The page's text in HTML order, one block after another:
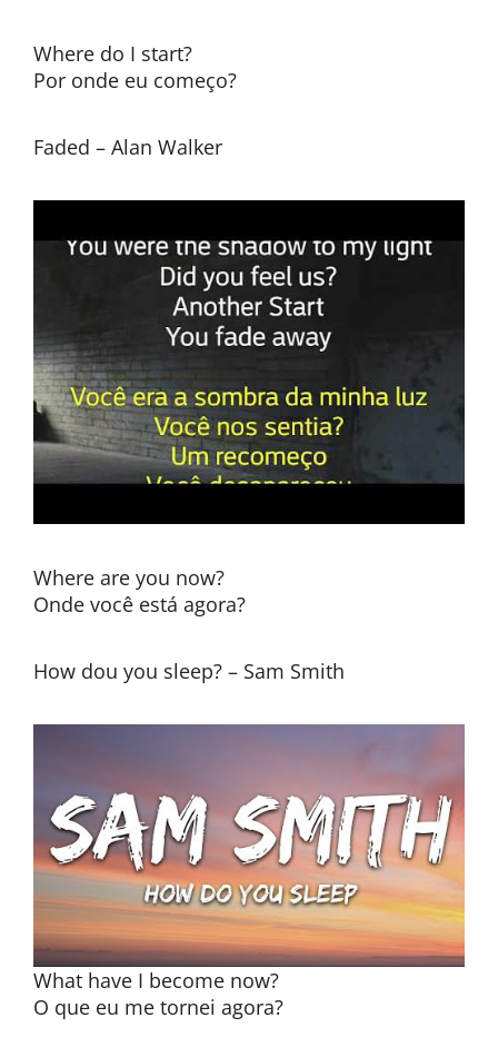
Where do I start?
Por onde eu começo?
Faded – Alan Walker
Where are you now?
Onde você está agora?
How dou you sleep? – Sam Smith
What have I become now?
O que eu me tornei agora?